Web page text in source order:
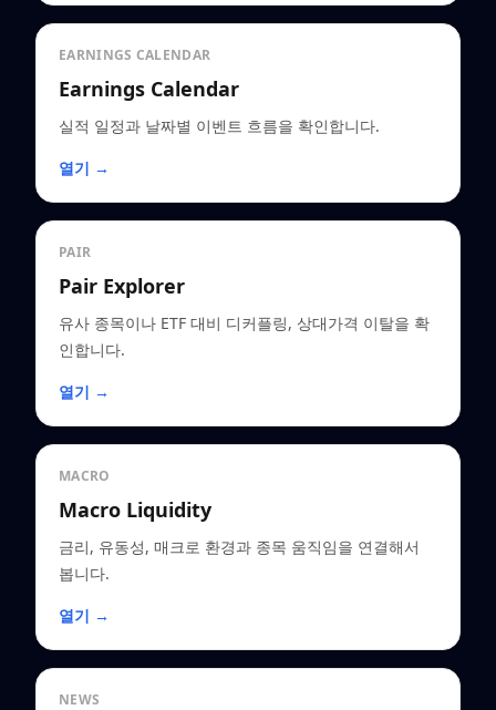
EARNINGS CALENDAR
Earnings Calendar
실적 일정과 날짜별 이벤트 흐름을 확인합니다.
열기 →
PAIR
Pair Explorer
유사 종목이나 ETF 대비 디커플링, 상대가격 이탈을 확
인합니다.
열기 →
MACRO
Macro Liquidity
금리, 유동성, 매크로 환경과 종목 움직임을 연결해서
봅니다.
열기 →
NEWS